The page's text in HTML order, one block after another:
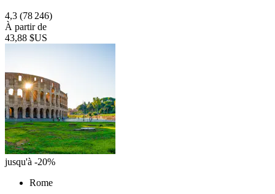
4,3 (78 246)
À partir de
43,88 $US
jusqu'à -20%
Rome